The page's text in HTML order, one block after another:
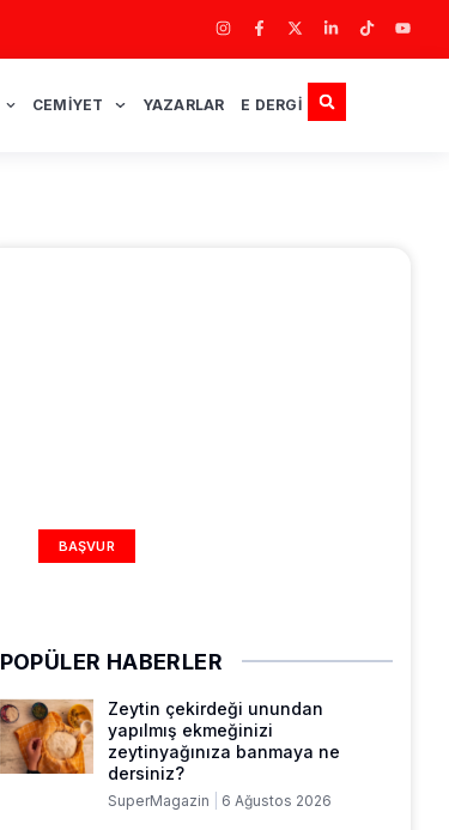
CEMIYET YAZARLAR E DERGI
BAŞVUR
POPÜLER HABERLER
Zeytin çekirdeği unundan
yapılmış ekmeğinizi
zeytinyağınıza banmaya ne
dersiniz?
SuperMagazin 6 Ağustos 2026